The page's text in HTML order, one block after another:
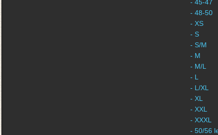
- 45-47
- 48-50
- XS
- S
- S/M
- M
- M/L
- L
- L/XL
- XL
- XXL
- XXXL
- 50/56